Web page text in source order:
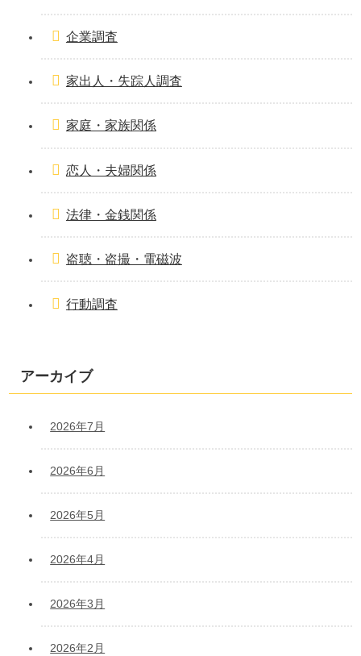
企業調査
家出人・失踪人調査
家庭・家族関係
恋人・夫婦関係
法律・金銭関係
盗聴・盗撮・電磁波
行動調査
アーカイブ
2026年7月
2026年6月
2026年5月
2026年4月
2026年3月
2026年2月